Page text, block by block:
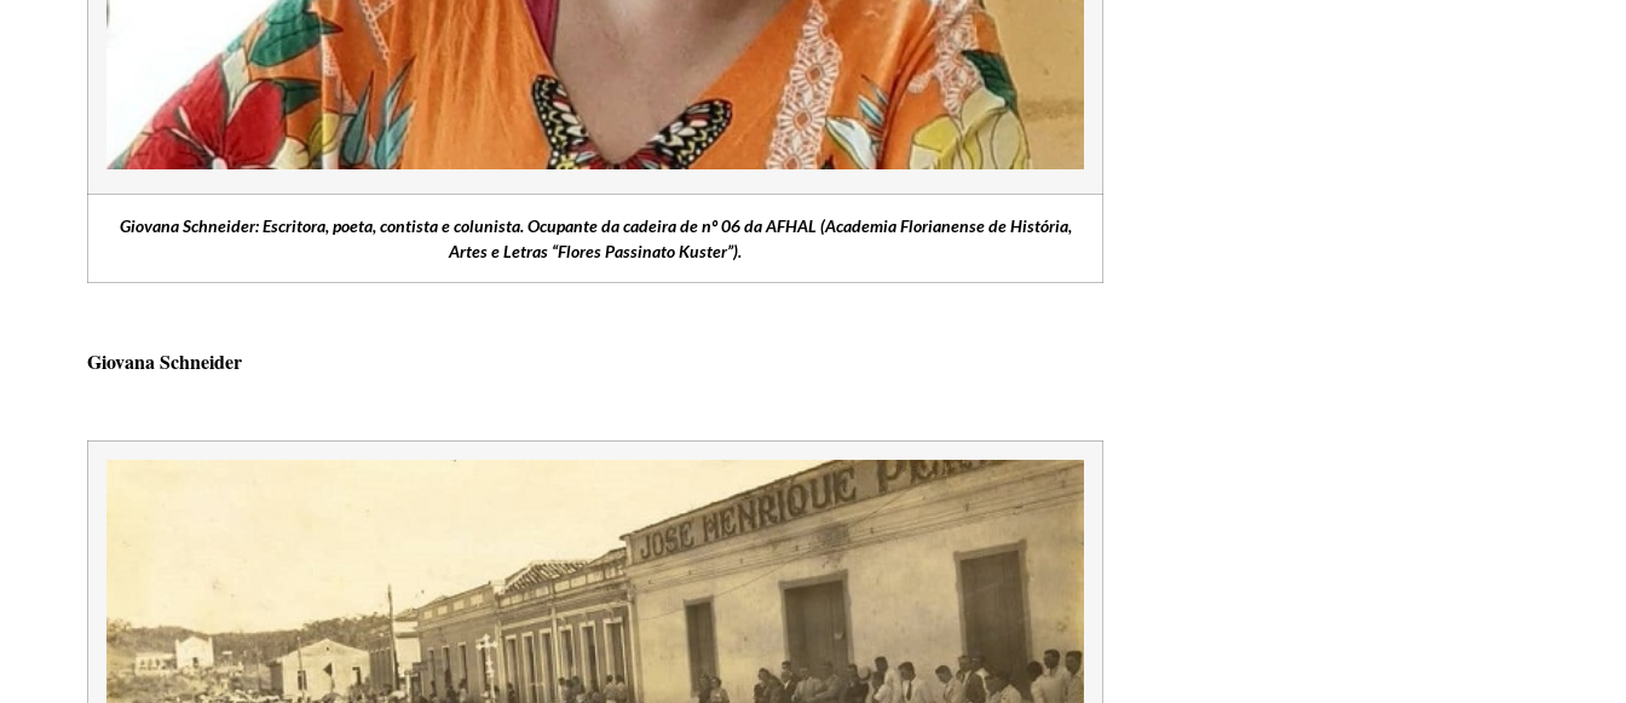
Giovana Schneider: Escritora, poeta, contista e colunista. Ocupante da cadeira de nº 06 da AFHAL (Academia Florianense de História,
Artes e Letras “Flores Passinato Kuster”).
Giovana Schneider